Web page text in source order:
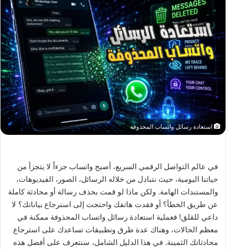
استعادة رسائل واتساب المحذوفة
في عالم التواصل الرقمي السريع، أصبح واتساب جزءاً لا يتجزأ من
حياتنا اليومية، حيث نتبادل من خلاله الرسائل، الصور، الفيديوهات،
والمستندات الهامة. ولكن ماذا لو قمت بحذف رسالة أو محادثة كاملة
عن طريق الخطأ؟ أو فقدت هاتفك واحتجت إلى استرجاع بياناتك؟ لا
داعي للقلق! فعملية استعادة رسائل واتساب المحذوفة ممكنة في
معظم الحالات، وهناك عدة طرق وتطبيقات تساعدك على استرجاع
محادثاتك الثمينة. في هذا الدليل الشامل، سنتعرف على أفضل هذه